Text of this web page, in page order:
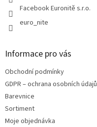
Facebook Euronitě s.r.o.
euro_nite
Informace pro vás
Obchodní podmínky
GDPR – ochrana osobních údajů
Barevnice
Sortiment
Moje objednávka